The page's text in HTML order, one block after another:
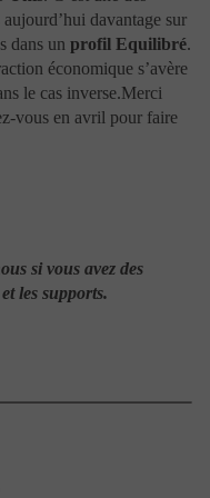
Document
prospectus
reprenant
invitons à en
des
autres, de la
être plus ou
plus il est
une
davantage sur
dans un profil Equilibré.
économique s’avère
le cas inverse.Merci
vous en avril pour faire
si vous avez des
les supports.